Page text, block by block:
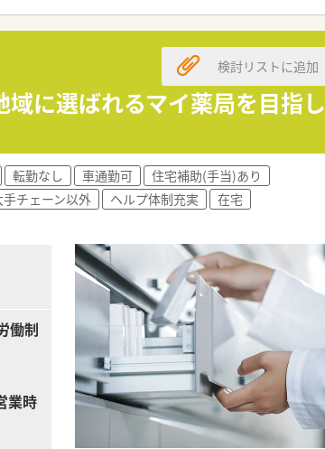
ます。
す。に選ばれるマイ薬局を目指し
検討リストに追加
転勤なし 車通勤可
住宅補助(手当)あり
手チェーン以外 ヘルプ体制充実
在宅
働制
業時